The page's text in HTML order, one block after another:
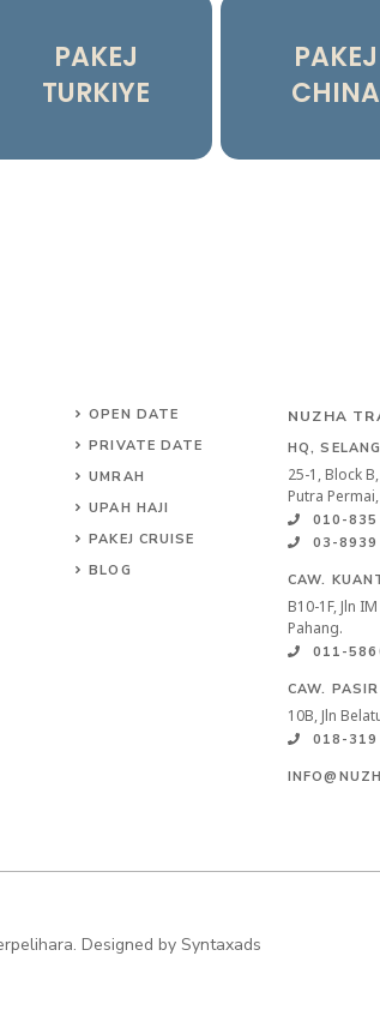
PAKEJ
TURKIYE
PAKEJ
CHINA
OPEN DATE
PRIVATE DATE
UMRAH
UPAH HAJI
PAKEJ CRUISE
BLOG
NUZHA
HQ,
25-1, Block
Putra
010-
03-8939
CAW.
B10-1F, Jln
Pahang.
011-
CAW.
10B, Jln
018-319
Designed by Syntaxads